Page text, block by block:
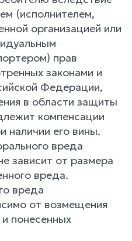
(исполнителем,
организацией или
прав
законами и
Федерации,
в области защиты
компенсации
наличии его вины.
вреда
зависит от размера
вреда.
вреда
от возмещения
понесенных